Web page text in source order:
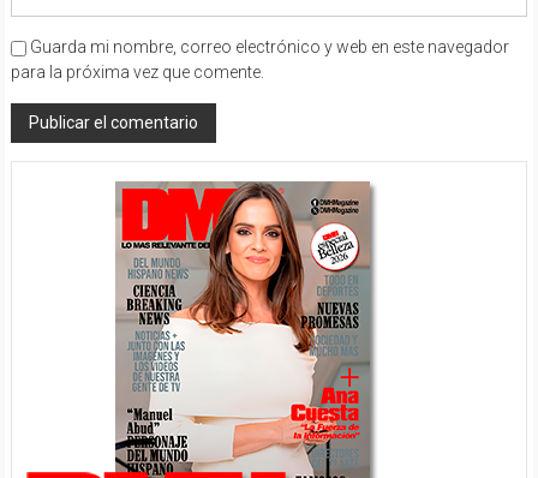
Guarda mi nombre, correo electrónico y web en este navegador
para la próxima vez que comente.